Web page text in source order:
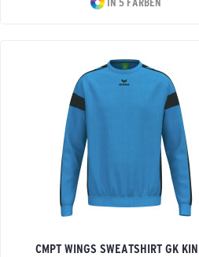
CMPT WINGS SWEATSHIRT GK